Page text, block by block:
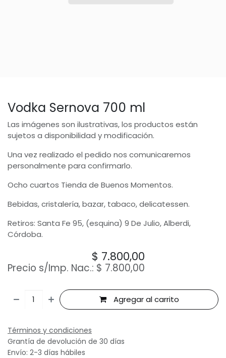
Vodka Sernova 700 ml
Las imágenes son ilustrativas, los productos están
sujetos a disponibilidad y modificación.
Una vez realizado el pedido nos comunicaremos
personalmente para confirmarlo.
Ocho cuartos Tienda de Buenos Momentos.
Bebidas, cristalería, bazar, tabaco, delicatessen.
Retiros: Santa Fe 95, (esquina) 9 De Julio, Alberdi,
Córdoba.
$ 7.800,00
Precio s/Imp. Nac.: $ 7.800,00
Agregar al carrito
Términos y condiciones
Grantía de devolución de 30 días
Envío: 2-3 días hábiles